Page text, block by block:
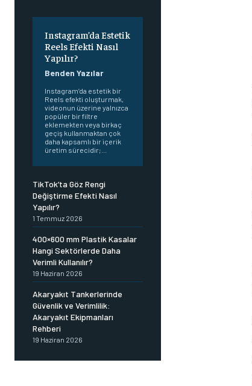
Instagram’da Estetik
Reels Efekti Nasıl
Yapılır?
Benden Yazılar
Instagram’da estetik bir
Reels efekti oluşturmak,
videonun üzerine yalnızca
popüler bir filtre
eklemekten veya birkaç
geçiş kullanmaktan çok
daha kapsamlı bir içerik
üretim sürecidir;...
TikTok’ta Göz Rengi
Değiştirme Efekti Nasıl
Yapılır?
1 Temmuz 2026
400×600 mm Plastik Kasalar
Hangi Sektörlerde Daha
Verimli Kullanılır?
19 Haziran 2026
Akaryakıt Tankerlerinde
Güvenlik ve Verimlilik:
Akaryakıt Ekipmanları
Rehberi
19 Haziran 2026